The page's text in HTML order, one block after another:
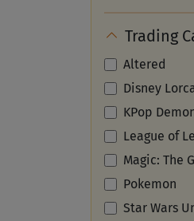
Trading
Altered
Disney
KPop
League of
Magic: The
Pokemon
Star Wars